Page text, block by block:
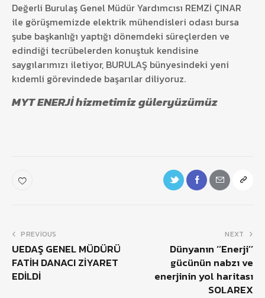
Değerli Burulaş Genel Müdür Yardımcısı REMZİ ÇINAR
ile görüşmemizde elektrik mühendisleri odası bursa
şube başkanlığı yaptığı dönemdeki süreçlerden ve
edindiği tecrübelerden konuştuk kendisine
saygılarımızı iletiyor, BURULAŞ bünyesindeki yeni
kıdemli görevindede başarılar diliyoruz.
MYT ENERJİ hizmetimiz güleryüzümüz
PREVIOUS
UEDAŞ GENEL MÜDÜRÜ
FATİH DANACI ZİYARET
EDİLDİ
NEXT
Dünyanın ‘’Enerji’’
gücünün nabzı ve
enerjinin yol haritası
SOLAREX